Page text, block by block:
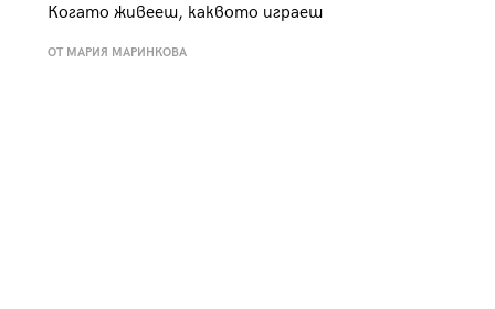
Когато живееш, каквото играеш
ОТ МАРИЯ МАРИНКОВА
29